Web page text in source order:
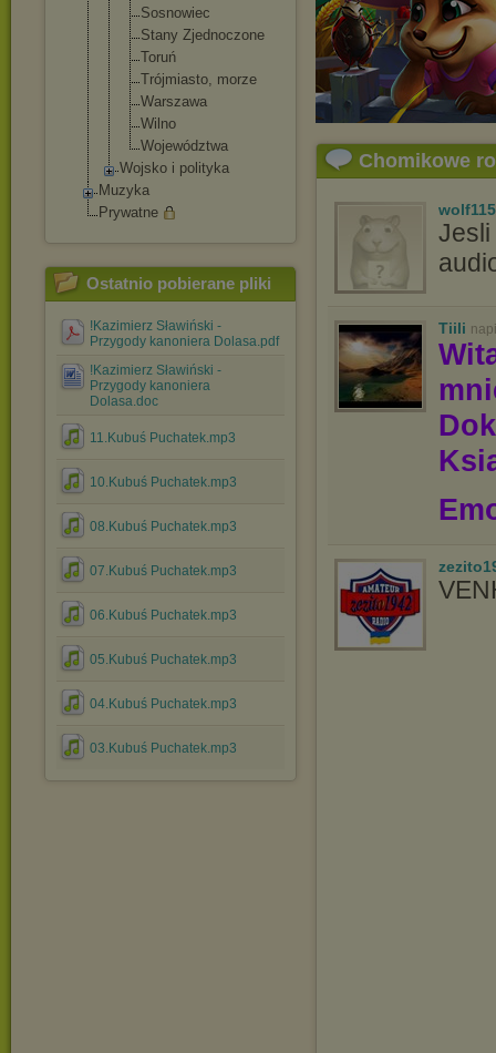
Sosnowiec
Stany Zjednoczone
Toruń
Trójmiasto, morze
Warszawa
Wilno
Województwa
Wojsko i polityka
Muzyka
Prywatne
Ostatnio pobierane pliki
!Kazimierz Sławiński -
Przygody kanoniera Dolasa.pdf
!Kazimierz Sławiński -
Przygody kanoniera
Dolasa.doc
11.Kubuś Puchatek.mp3
10.Kubuś Puchatek.mp3
08.Kubuś Puchatek.mp3
07.Kubuś Puchatek.mp3
06.Kubuś Puchatek.mp3
05.Kubuś Puchatek.mp3
04.Kubuś Puchatek.mp3
03.Kubuś Puchatek.mp3
Chomikowe
wolf115
Jesli
Tiili